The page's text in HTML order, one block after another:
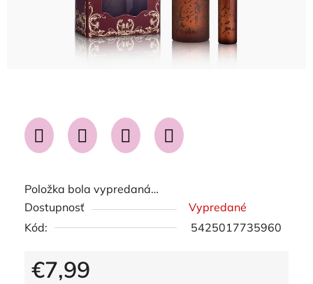
Položka bola vypredaná…
Dostupnosť
Vypredané
Kód:
5425017735960
€7,99